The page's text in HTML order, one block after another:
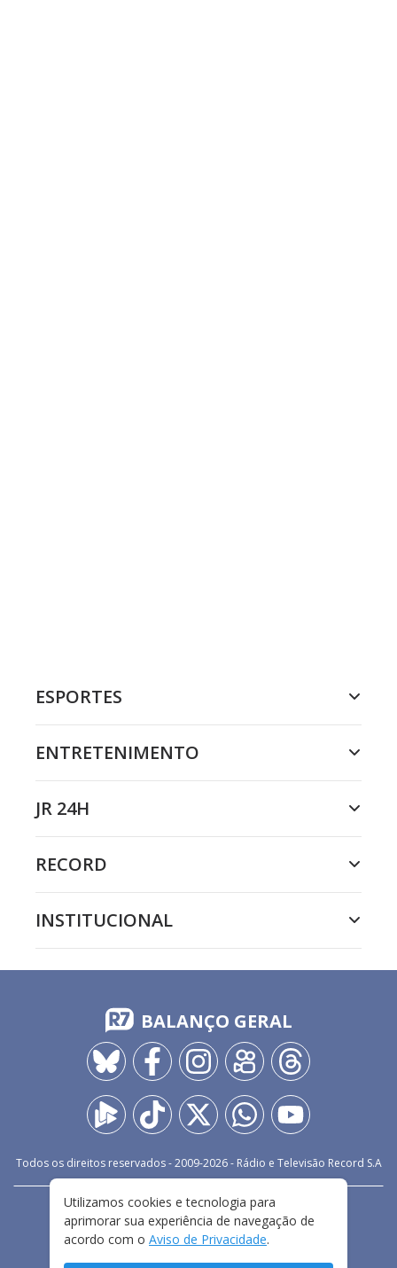
ESPORTES
ENTRETENIMENTO
JR 24H
RECORD
INSTITUCIONAL
BALANÇO GERAL
Todos os direitos reservados - 2009-2026- Rádio e Televisão Record S.A
FALE CONOSCO
PRIVACIDADE
TERMOS E CONDIÇÕES DE USO
Utilizamos cookies e tecnologia para
aprimorar sua experiência de navegação de
acordo com o Aviso de Privacidade.